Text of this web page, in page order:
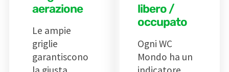
aerazione
Le ampie
griglie
garantiscono
libero /
occupato
Ogni WC
Mondo ha un